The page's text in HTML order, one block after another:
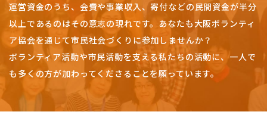
運営資金のうち、会費や事業収入、寄付などの民間資金が半分
以上であるのはその意志の現れです。 あなたも大阪ボランティ
ア協会を通じて市民社会づくりに参加しませんか？
ボランティア活動や市民活動を支える私たちの活動に、一人で
も多くの方が加わってくださることを願っています。